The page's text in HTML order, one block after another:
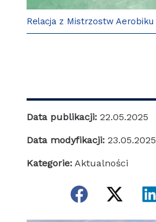
Relacja z Mistrzostw Aerobiku
Data publikacji: 22.05.2025
Data modyfikacji: 23.05.2025
Kategorie: Aktualności